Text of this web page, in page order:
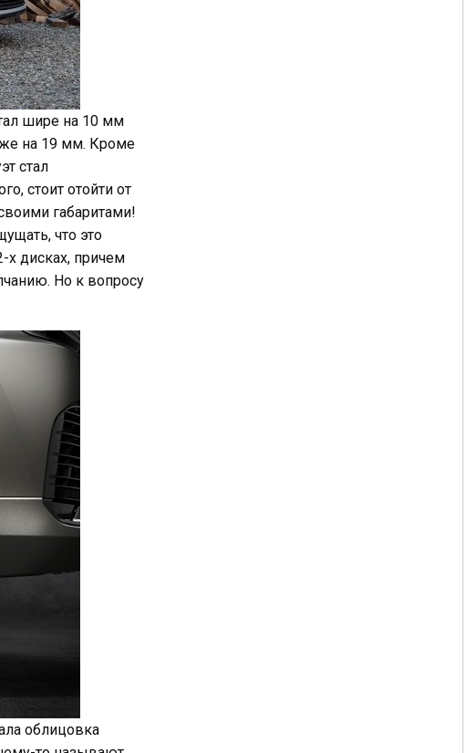
шире на 10 мм
на 19 мм. Кроме
стал
стоит отойти от
габаритами!
что это
дисках, причем
Но к вопросу
облицовка